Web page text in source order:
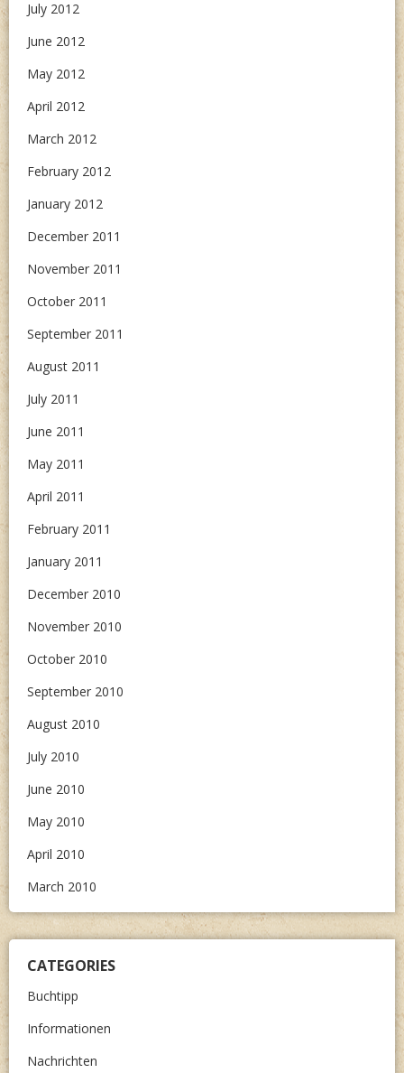
July 2012
June 2012
May 2012
April 2012
March 2012
February 2012
January 2012
December 2011
November 2011
October 2011
September 2011
August 2011
July 2011
June 2011
May 2011
April 2011
February 2011
January 2011
December 2010
November 2010
October 2010
September 2010
August 2010
July 2010
June 2010
May 2010
April 2010
March 2010
CATEGORIES
Buchtipp
Informationen
Nachrichten